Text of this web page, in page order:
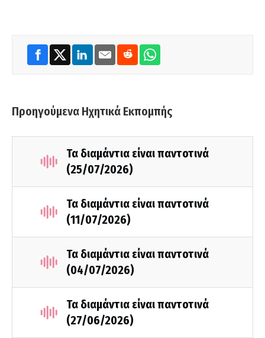
Προηγούμενα Ηχητικά Εκπομπής
Τα διαμάντια είναι παντοτινά
(25/07/2026)
Τα διαμάντια είναι παντοτινά
(11/07/2026)
Τα διαμάντια είναι παντοτινά
(04/07/2026)
Τα διαμάντια είναι παντοτινά
(27/06/2026)